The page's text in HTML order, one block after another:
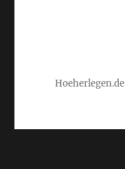
Hoeherlegen.de